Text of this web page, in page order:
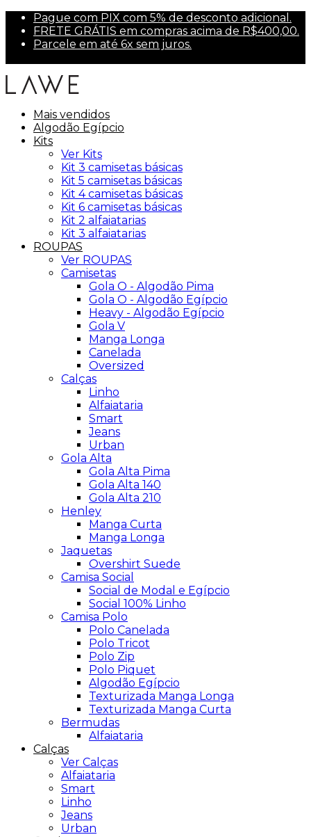
Pague com PIX com 5% de desconto adicional.
FRETE GRÁTIS em compras acima de R$400,00.
Parcele em até 6x sem juros.
Mais vendidos
Algodão Egípcio
Kits
Ver Kits
Kit 3 camisetas básicas
Kit 5 camisetas básicas
Kit 4 camisetas básicas
Kit 6 camisetas básicas
Kit 2 alfaiatarias
Kit 3 alfaiatarias
ROUPAS
Ver ROUPAS
Camisetas
Gola O - Algodão Pima
Gola O - Algodão Egípcio
Heavy - Algodão Egípcio
Gola V
Manga Longa
Canelada
Oversized
Calças
Linho
Alfaiataria
Smart
Jeans
Urban
Gola Alta
Gola Alta Pima
Gola Alta 140
Gola Alta 210
Henley
Manga Curta
Manga Longa
Jaquetas
Overshirt Suede
Camisa Social
Social de Modal e Egípcio
Social 100% Linho
Camisa Polo
Polo Canelada
Polo Tricot
Polo Zip
Polo Piquet
Algodão Egípcio
Texturizada Manga Longa
Texturizada Manga Curta
Bermudas
Alfaiataria
Calças
Ver Calças
Alfaiataria
Smart
Linho
Jeans
Urban